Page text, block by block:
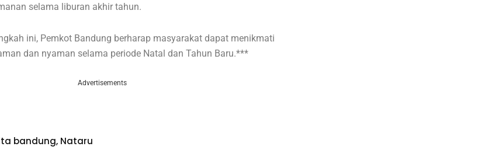
selama liburan akhir tahun.
ini, Pemkot Bandung berharap masyarakat dapat menikmati
dan nyaman selama periode Natal dan Tahun Baru.***
Advertisements
bandung, Nataru